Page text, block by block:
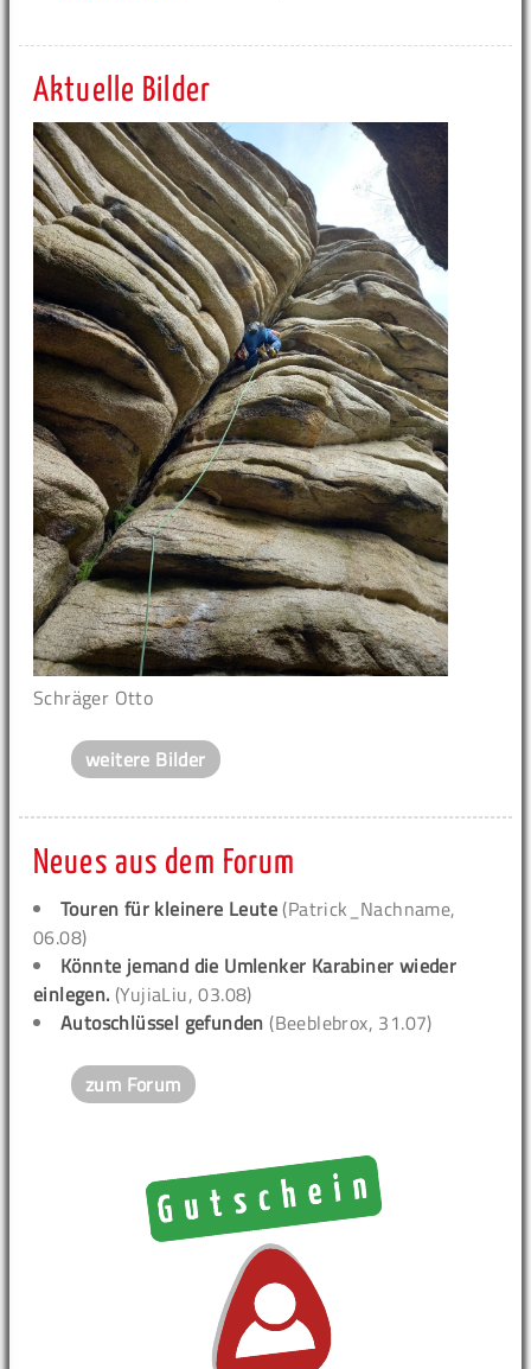
Aktuelle Bilder
Schräger Otto
weitere Bilder
Neues aus dem Forum
Touren für kleinere Leute (Patrick_Nachname,
06.08)
Könnte jemand die Umlenker Karabiner wieder
einlegen. (YujiaLiu, 03.08)
Autoschlüssel gefunden (Beeblebrox, 31.07)
zum Forum